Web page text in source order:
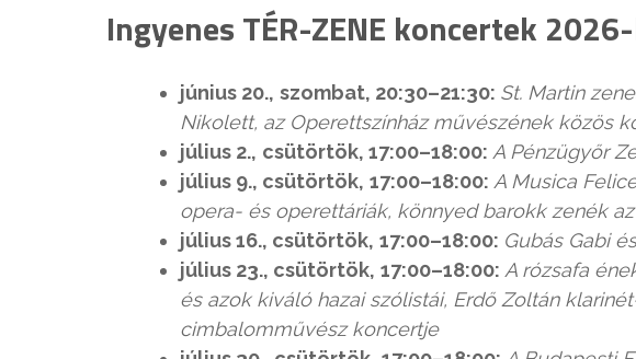
Ingyenes TÉR-ZENE koncertek
június 20., szombat, 20:30–21:30: St. Martin
Nikolett, az Operettszínház művészének közös
július 2., csütörtök, 17:00–18:00: A Pénzügyőr
július 9., csütörtök, 17:00–18:00: A Musica
opera- és operettáriák, könnyed barokk zenék
július 16., csütörtök, 17:00–18:00: Gubás Gabi
július 23., csütörtök, 17:00–18:00: A rózsafa
és azok kiváló hazai szólistái, Erdő Zoltán
cimbalomművész koncertje